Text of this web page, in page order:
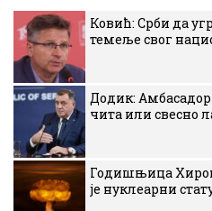
Ковић: Срби да
темеље свог
Додик:
чита или свесно
Годишњица
је нуклеарни